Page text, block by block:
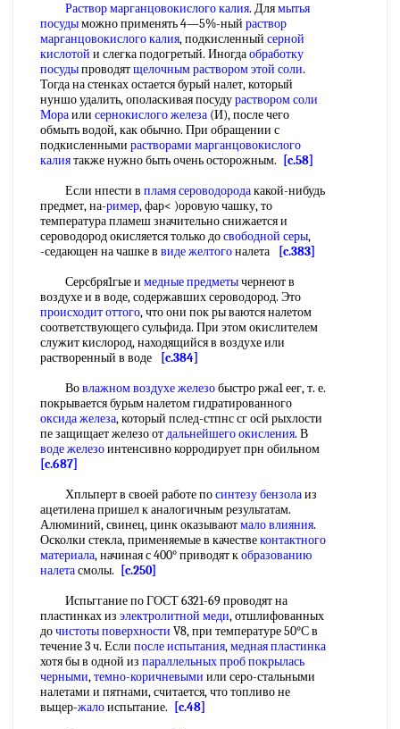
Раствор марганцовокислого калия. Длямытья
посудыможно применять 4—5%-ный раствор
марганцовокислого калия, подкисленный серной
кислотой и слегка подогретый. Иногдаобработку
посудыпроводятщелочным растворомэтой соли.
Тогда на стенках остается бурый налет, который
нуншо удалить, ополаскивая посудураствором соли
Мораили сернокислого железа (И), после чего
обмыть водой, как обычно. При обращении с
подкисленными растворами марганцовокислого
калиятакже нужно быть очень осторожным.
[c.58]
Если нпести в пламя сероводородакакой-нибудь
предмет, на-ример, фар< )оровую чашку, то
температура пламеш значительно снижается и
сероводород окисляется только досвободной серы,
-седающен на чашке в виде желтогоналета
[c.383]
Серсбря1гые и медные предметычернеют в
воздухе и в воде, содержавших сероводород. Это
происходит оттого, что они пок ры ваются налетом
соответствующего сульфида. При этом окислителем
служит кислород, находящийся в воздухе или
растворенный в воде
[c.384]
Вовлажном воздухе железобыстро ржа1 еег, т. е.
покрывается бурым налетом гидратированного
оксида железа, который пслед-стпнс сг осй рыхлости
пе защищает железо отдальнейшего окисления. В
воде железоинтенсивно корродирует прн обильном
[c.687]
Хпльперт в своей работе посинтезу бензолаиз
ацетилена пришел к аналогичным результатам.
Алюминий, свинец, цинк оказываютмало влияния.
Осколки стекла, применяемые в качествеконтактного
материала, начиная с 400° приводят кобразованию
налетасмолы.
[c.250]
Испьггание по ГОСТ 6321-69 проводят на
пластинках из электролитной меди, отшлифованных
дочистоты поверхности V8, при температуре 50°С в
течение 3 ч. Если после испытания,медная пластинка
хотя бы в одной из параллельных пробпокрылась
черными,темно-коричневыми или серо-стальными
налетами и пятнами, считается, что топливо не
вьщер-жалоиспытание.
[c.48]